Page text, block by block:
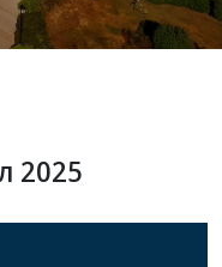
2025